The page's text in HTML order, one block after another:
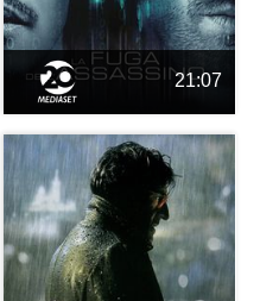
21:07